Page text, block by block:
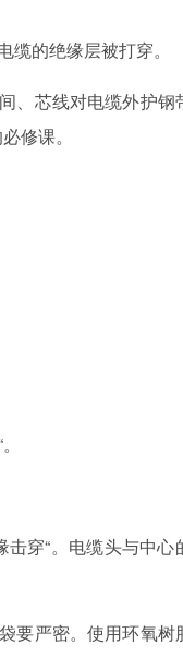
的绝缘层被打穿。
、芯线对电缆外护钢
修课。
穿“。电缆头与中心
严密。使用环氧树